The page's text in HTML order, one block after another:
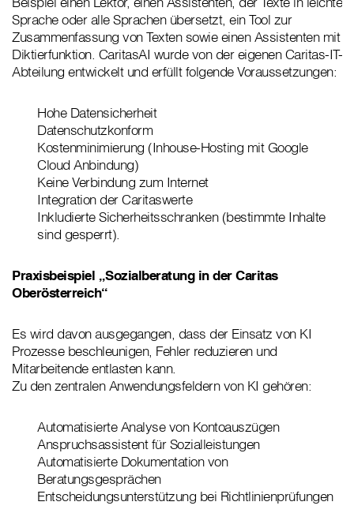
Sprache oder alle Sprachen übersetzt, ein Tool zur
Zusammenfassung von Texten sowie einen Assistenten mit
Diktierfunktion. CaritasAI wurde von der eigenen Caritas-IT-
Abteilung entwickelt und erfüllt folgende Voraussetzungen:
Hohe Datensicherheit
Datenschutzkonform
Kostenminimierung (Inhouse-Hosting mit Google
Cloud Anbindung)
Keine Verbindung zum Internet
Integration der Caritaswerte
Inkludierte Sicherheitsschranken (bestimmte Inhalte
sind gesperrt).
Praxisbeispiel „Sozialberatung in der Caritas
Oberösterreich“
Es wird davon ausgegangen, dass der Einsatz von KI
Prozesse beschleunigen, Fehler reduzieren und
Mitarbeitende entlasten kann.
Zu den zentralen Anwendungsfeldern von KI gehören:
Automatisierte Analyse von Kontoauszügen
Anspruchsassistent für Sozialleistungen
Automatisierte Dokumentation von
Beratungsgesprächen
Entscheidungsunterstützung bei Richtlinienprüfungen